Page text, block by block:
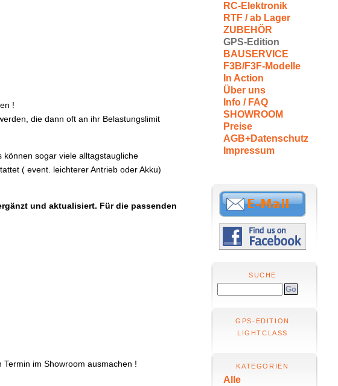
RC-Elektronik
RTF / ab Lager
ZUBEHÖR
GPS-Edition
BAUSERVICE
F3B/F3F-Modelle
In Action
Über uns
Info / FAQ
SHOWROOM
Preise
AGB+Datenschutz
Impressum
SUCHE
GPS-EDITION
LIGHTCLASS
KATEGORIEN
Alle
!
die dann oft an ihr Belastungslimit
sogar viele alltagstaugliche
( event. leichterer Antrieb oder Akku)
und aktualisiert. Für die passenden
im Showroom ausmachen !